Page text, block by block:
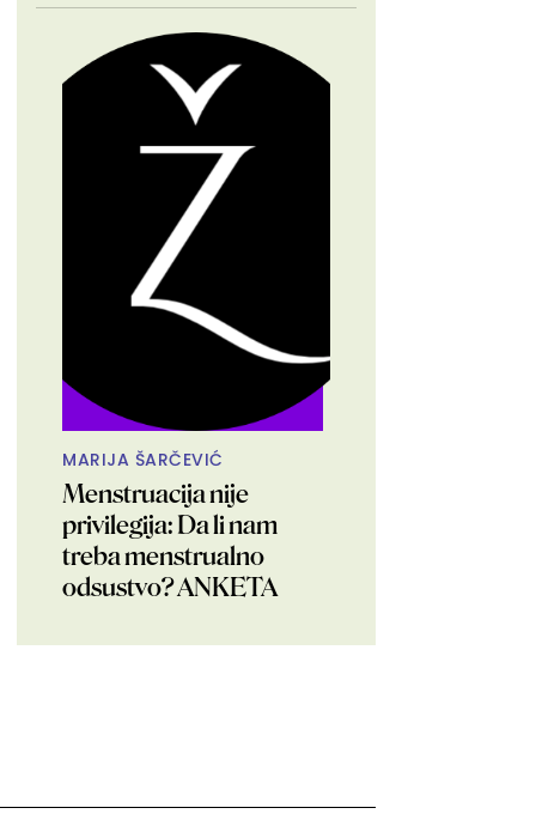
MARIJA ŠARČEVIĆ
Menstruacija nije
privilegija: Da li nam
treba menstrualno
odsustvo? ANKETA